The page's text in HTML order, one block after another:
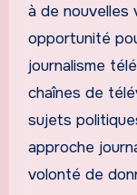
à de nouvelles
opportunité
journalisme
chaînes de
sujets
approche
volonté de